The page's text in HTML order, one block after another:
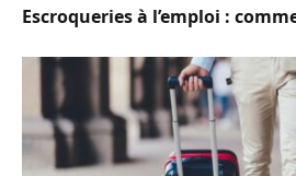
Escroqueries à l’emploi :